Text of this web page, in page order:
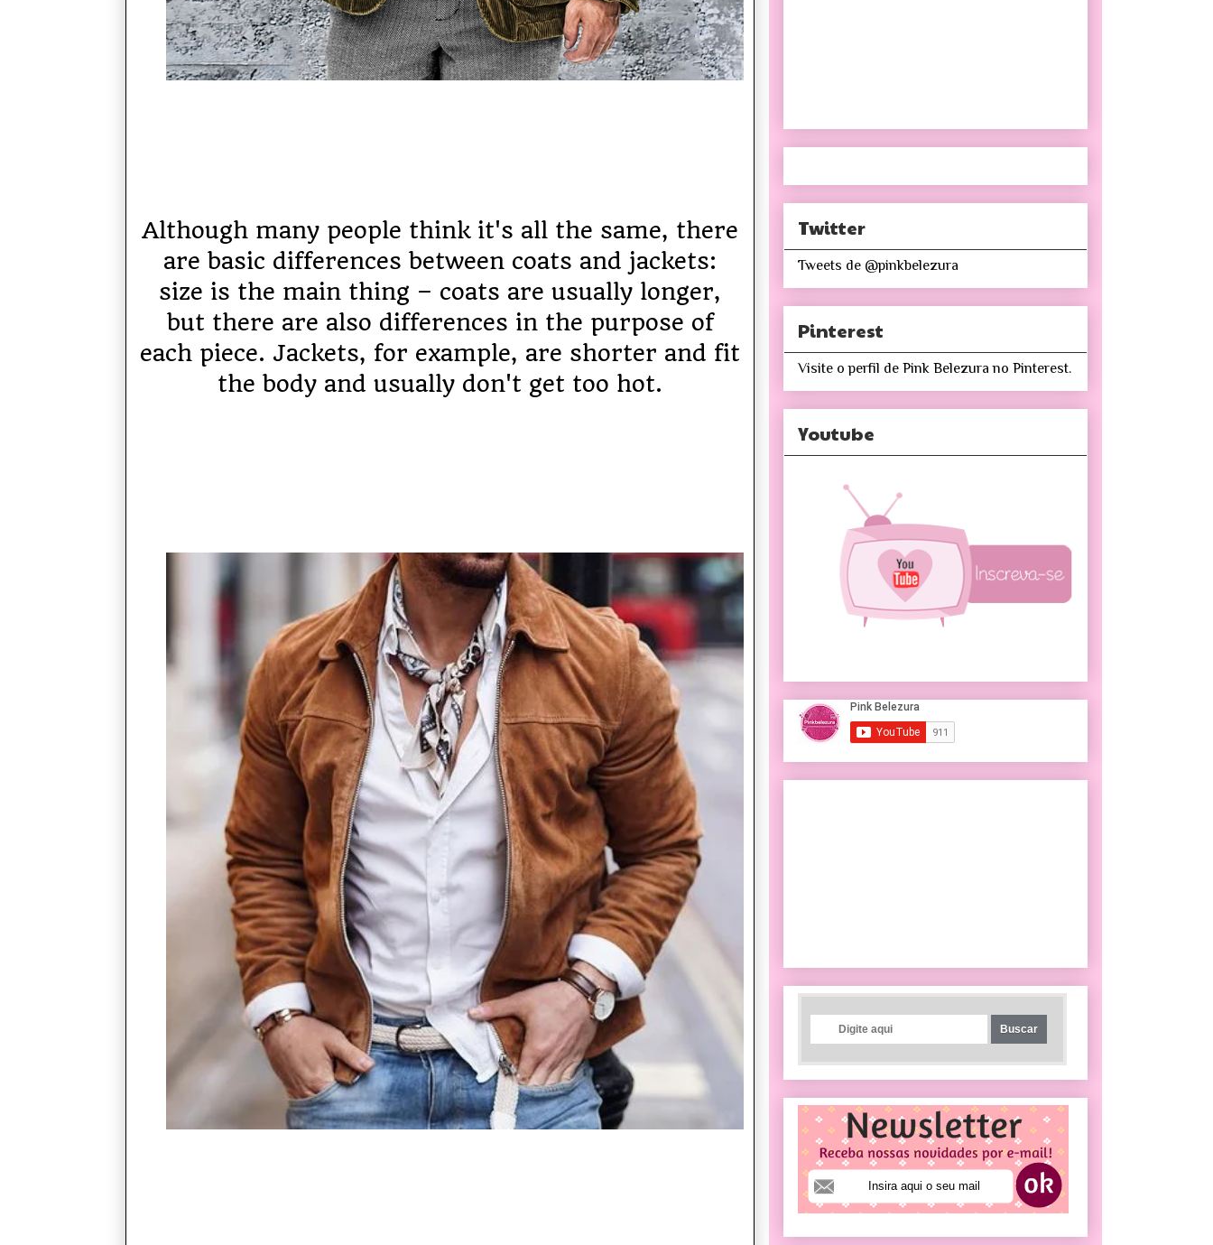
Although many people think it's all the same, there
are basic differences between coats and jackets:
size is the main thing – coats are usually longer,
but there are also differences in the purpose of
each piece. Jackets, for example, are shorter and fit
the body and usually don't get too hot.
Twitter
Tweets de @pinkbelezura
Pinterest
Visite o perfil de Pink Belezura no Pinterest.
Youtube